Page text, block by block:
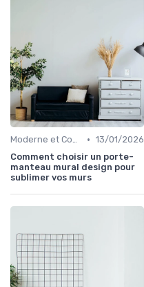
Moderne et Contemporain • 13/01/2026
Comment choisir un porte-
manteau mural design pour
sublimer vos murs